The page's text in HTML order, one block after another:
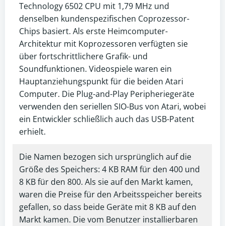
Technology 6502 CPU mit 1,79 MHz und
denselben kundenspezifischen Coprozessor-
Chips basiert. Als erste Heimcomputer-
Architektur mit Koprozessoren verfügten sie
über fortschrittlichere Grafik- und
Soundfunktionen. Videospiele waren ein
Hauptanziehungspunkt für die beiden Atari
Computer. Die Plug-and-Play Peripheriegeräte
verwenden den seriellen SIO-Bus von Atari, wobei
ein Entwickler schließlich auch das USB-Patent
erhielt.
Die Namen bezogen sich ursprünglich auf die
Größe des Speichers: 4 KB RAM für den 400 und
8 KB für den 800. Als sie auf den Markt kamen,
waren die Preise für den Arbeitsspeicher bereits
gefallen, so dass beide Geräte mit 8 KB auf den
Markt kamen. Die vom Benutzer installierbaren